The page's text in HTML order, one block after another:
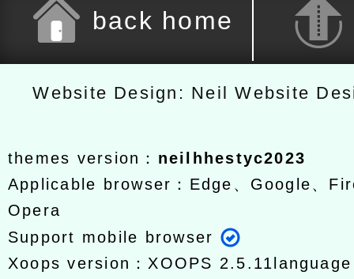
back home
Website Design: Neil Website
themes version： neilhhestyc2023
Applicable browser：Edge、Google、
Opera
Support mobile browser
Xoops version： XOOPS 2.5.11